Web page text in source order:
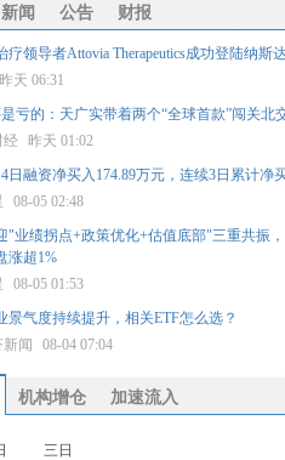
闻 公告 财报
疗领导者Attovia Therapeutics成功登陆纳斯
昨天 06:31
亏的：天广实带着两个“全球首款”闯关北
经
昨天 01:02
日融资净买入174.89万元，连续3日累计净
08-05 02:48
"业绩拐点+政策优化+估值底部"三重共振
涨超1%
08-05 01:53
景气度持续提升，相关ETF怎么选？
闻 08-04 07:04
机构增仓 加速流入
三日